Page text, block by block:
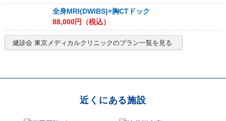
全身MRI(DWIBS)+胸CTドック
88,000円（税込）
健診会 東京メディカルクリニックのプラン一覧を見る
近くにある施設